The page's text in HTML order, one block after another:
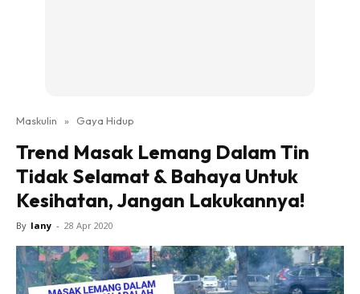
Maskulin » Gaya Hidup
Trend Masak Lemang Dalam Tin
Tidak Selamat & Bahaya Untuk
Kesihatan, Jangan Lakukannya!
By lany - 28 Apr 2020